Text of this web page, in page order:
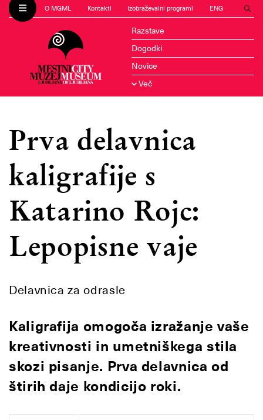
O MGML Kontakti Izobraževalni programi ENG
Razstave
Dogodki
Novice
Več
Prva delavnica
kaligrafije s
Katarino Rojc:
Lepopisne vaje
Delavnica za odrasle
Kaligrafija omogoča izražanje vaše
kreativnosti in umetniškega stila
skozi pisanje. Prva delavnica od
štirih daje kondicijo roki.